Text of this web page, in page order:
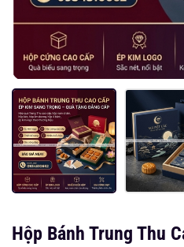
Hộp Bánh Trung Thu